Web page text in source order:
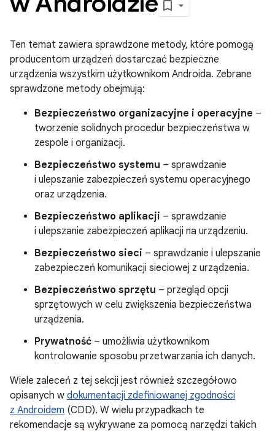
Ten temat zawiera sprawdzone metody, które pomogą
producentom urządzeń dostarczać bezpieczne
urządzenia wszystkim użytkownikom Androida. Zebrane
sprawdzone metody obejmują:
Bezpieczeństwo organizacyjne i operacyjne –
tworzenie solidnych procedur bezpieczeństwa w
zespole i organizacji.
Bezpieczeństwo systemu – sprawdzanie
i ulepszanie zabezpieczeń systemu operacyjnego
oraz urządzenia.
Bezpieczeństwo aplikacji – sprawdzanie
i ulepszanie zabezpieczeń aplikacji na urządzeniu.
Bezpieczeństwo sieci – sprawdzanie i ulepszanie
zabezpieczeń komunikacji sieciowej z urządzenia.
Bezpieczeństwo sprzętu – przegląd opcji
sprzętowych w celu zwiększenia bezpieczeństwa
urządzenia.
Prywatność – umożliwia użytkownikom
kontrolowanie sposobu przetwarzania ich danych.
Wiele zaleceń z tej sekcji jest również szczegółowo
opisanych w dokumentacji zdefiniowanej zgodności
z Androidem (CDD). W wielu przypadkach te
rekomendacje są wykrywane za pomocą narzędzi takich